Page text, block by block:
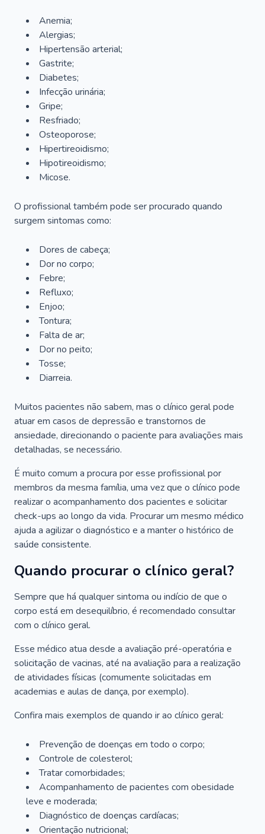
Anemia;
Alergias;
Hipertensão arterial;
Gastrite;
Diabetes;
Infecção urinária;
Gripe;
Resfriado;
Osteoporose;
Hipertireoidismo;
Hipotireoidismo;
Micose.
O profissional também pode ser procurado quando
surgem sintomas como:
Dores de cabeça;
Dor no corpo;
Febre;
Refluxo;
Enjoo;
Tontura;
Falta de ar;
Dor no peito;
Tosse;
Diarreia.
Muitos pacientes não sabem, mas o clínico geral pode
atuar em casos de depressão e transtornos de
ansiedade, direcionando o paciente para avaliações mais
detalhadas, se necessário.
É muito comum a procura por esse profissional por
membros da mesma família, uma vez que o clínico pode
realizar o acompanhamento dos pacientes e solicitar
check-ups ao longo da vida. Procurar um mesmo médico
ajuda a agilizar o diagnóstico e a manter o histórico de
saúde consistente.
Quando procurar o clínico geral?
Sempre que há qualquer sintoma ou indício de que o
corpo está em desequilíbrio, é recomendado consultar
com o clínico geral.
Esse médico atua desde a avaliação pré-operatória e
solicitação de vacinas, até na avaliação para a realização
de atividades físicas (comumente solicitadas em
academias e aulas de dança, por exemplo).
Confira mais exemplos de quando ir ao clínico geral:
Prevenção de doenças em todo o corpo;
Controle de colesterol;
Tratar comorbidades;
Acompanhamento de pacientes com obesidade
leve e moderada;
Diagnóstico de doenças cardíacas;
Orientação nutricional;